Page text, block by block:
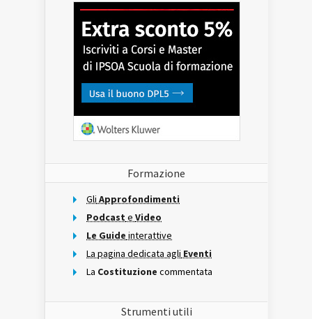
Formazione
Gli Approfondimenti
Podcast e Video
Le Guide interattive
La pagina dedicata agli Eventi
La Costituzione commentata
Strumenti utili